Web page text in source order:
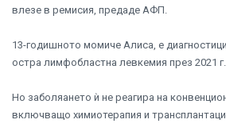
влезе в ремисия, предаде АФП.
13-годишното момиче Алиса, е
остра лимфобластна левкемия през 2021 г.
Но заболяането ѝ не реагира на
включващо химиотерапия и